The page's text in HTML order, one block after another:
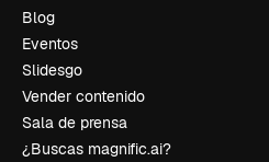
Blog
Eventos
Slidesgo
Vender contenido
Sala de prensa
¿Buscas magnific.ai?